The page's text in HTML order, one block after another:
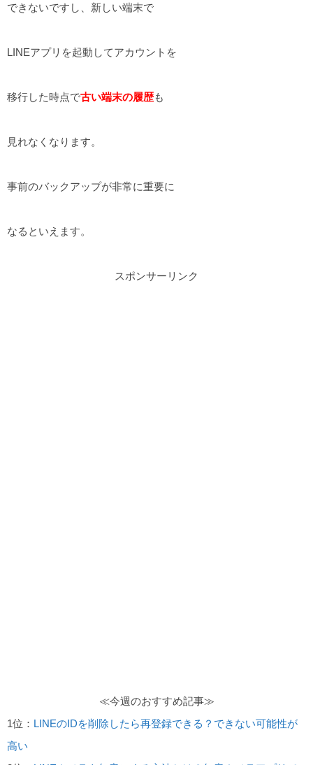
できないですし、新しい端末で
LINEアプリを起動してアカウントを
移行した時点で古い端末の履歴も
見れなくなります。
事前のバックアップが非常に重要に
なるといえます。
スポンサーリンク
≪今週のおすすめ記事≫
1位： LINEのIDを削除したら再登録できる？できない可能性が
高い